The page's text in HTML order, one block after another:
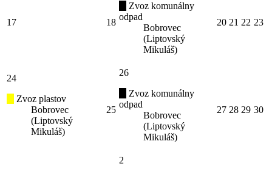
17 18
Zvoz komunálny
odpad
Bobrovec
(Liptovský
Mikuláš)
20 21 22 23
24
Zvoz plastov
Bobrovec
(Liptovský
Mikuláš)
25
26
Zvoz komunálny
odpad
Bobrovec
(Liptovský
Mikuláš)
27 28 29 30
2